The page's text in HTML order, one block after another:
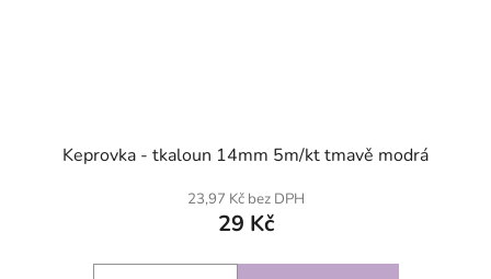
Keprovka - tkaloun 14mm 5m/kt tmavě modrá
23,97 Kč bez DPH
29 Kč